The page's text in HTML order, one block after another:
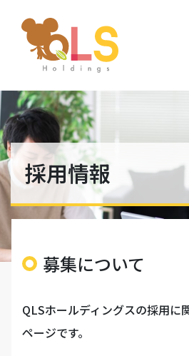
採用情報
募集について
QLSホールディングスの採用に
ページです。